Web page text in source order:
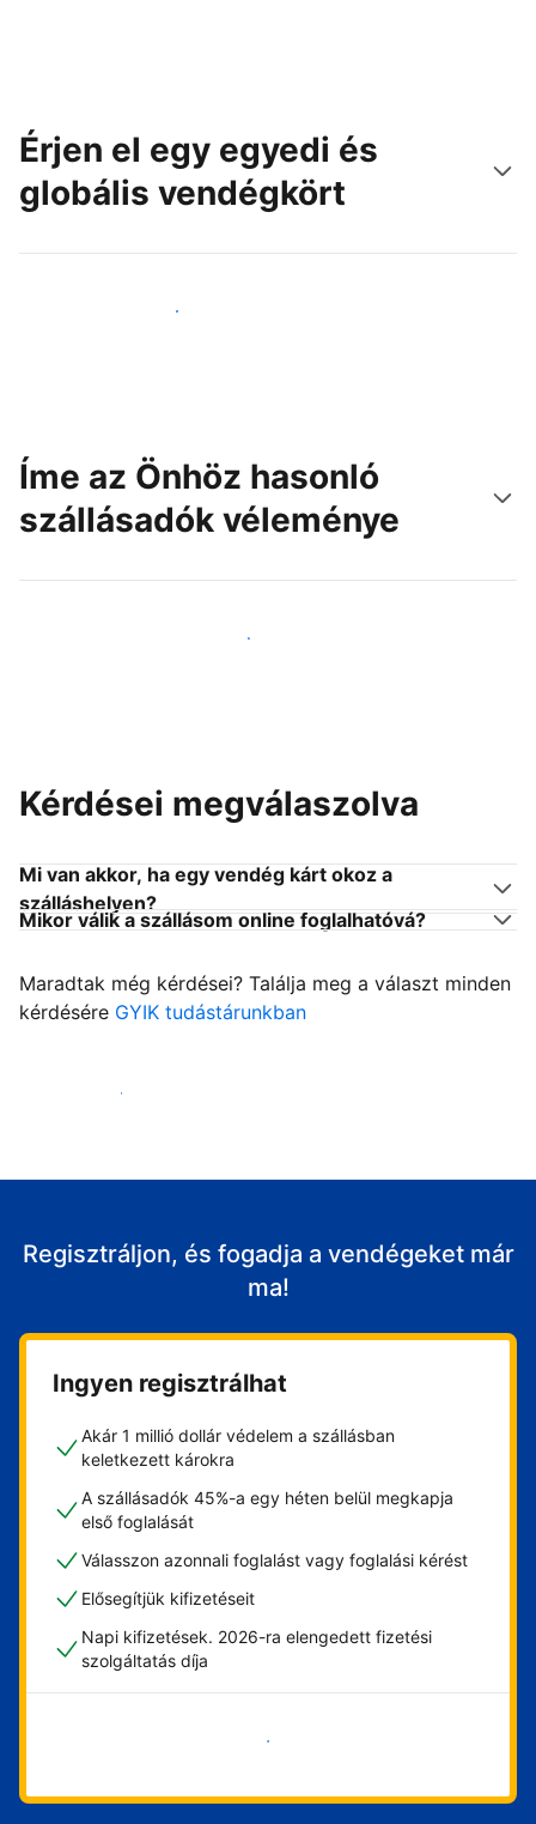
Érjen el egy egyedi és
globális vendégkört
Érjen el új vendégeket még ma
Íme az Önhöz hasonló
szállásadók véleménye
Csatlakozzon Önhöz hasonló szállásadókhoz
Kérdései megválaszolva
Mi van akkor, ha egy vendég kárt okoz a
szálláshelyen?
Mikor válik a szállásom online foglalhatóvá?
Maradtak még kérdései? Találja meg a választ minden
kérdésére GYIK tudástárunkban
Fogadja vendégeit
Regisztráljon, és fogadja a vendégeket már
ma!
Ingyen regisztrálhat
Akár 1 millió dollár védelem a szállásban
keletkezett károkra
A szállásadók 45%-a egy héten belül megkapja
első foglalását
Válasszon azonnali foglalást vagy foglalási kérést
Elősegítjük kifizetéseit
Napi kifizetések. 2026-ra elengedett fizetési
szolgáltatás díja
Vágjon bele most